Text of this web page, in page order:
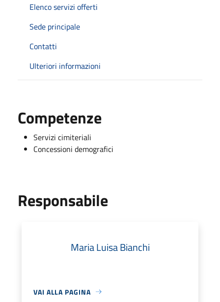
Elenco servizi offerti
Sede principale
Contatti
Ulteriori informazioni
Competenze
Servizi cimiteriali
Concessioni demografici
Responsabile
Maria Luisa Bianchi
VAI ALLA PAGINA